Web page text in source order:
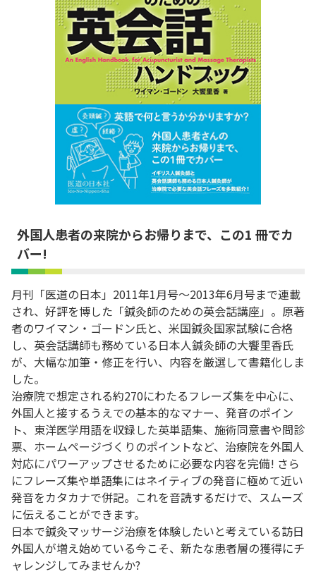
外国人患者の来院からお帰りまで、この1 冊でカ
バー!
月刊「医道の日本」2011年1月号〜2013年6月号まで連載
され、好評を博した「鍼灸師のための英会話講座」。原著
者のワイマン・ゴードン氏と、米国鍼灸国家試験に合格
し、英会話講師も務めている日本人鍼灸師の大饗里香氏
が、大幅な加筆・修正を行い、内容を厳選して書籍化しま
した。
治療院で想定される約270にわたるフレーズ集を中心に、
外国人と接するうえでの基本的なマナー、発音のポイン
ト、東洋医学用語を収録した英単語集、施術同意書や問診
票、ホームページづくりのポイントなど、治療院を外国人
対応にパワーアップさせるために必要な内容を完備! さら
にフレーズ集や単語集にはネイティブの発音に極めて近い
発音をカタカナで併記。これを音読するだけで、スムーズ
に伝えることができます。
日本で鍼灸マッサージ治療を体験したいと考えている訪日
外国人が増え始めている今こそ、新たな患者層の獲得にチ
ャレンジしてみませんか?